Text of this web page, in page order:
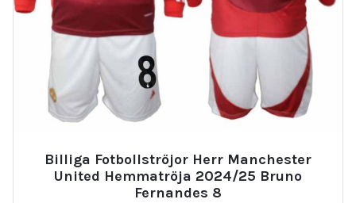
Billiga Fotbollströjor Herr Manchester
United Hemmatröja 2024/25 Bruno
Fernandes 8